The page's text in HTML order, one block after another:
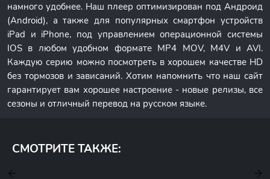
намного удобнее. Наш плеер оптимизирован под Андроид
(Android), а также для популярных смартфон устройств
iPad и iPhone, под управлением операционной системы
IOS в любом удобном формате MP4 MOV, M4V и AVI.
Каждую серию можно посмотреть в хорошем качестве HD
без тормозов и зависаний. Хотим напомнить что наш сайт
гарантирует вам хорошее настроение - новые релизы, все
сезоны и отличный перевод на русском языке.
СМОТРИТЕ ТАКЖЕ: